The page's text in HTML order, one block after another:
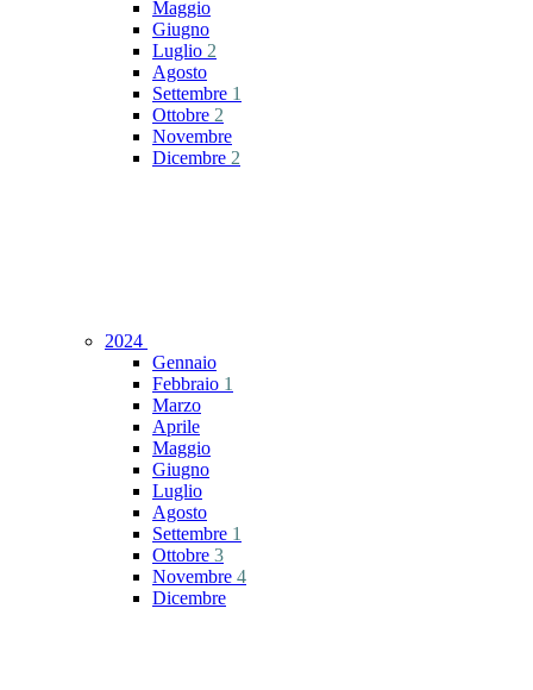
Maggio
Giugno
Luglio 2
Agosto
Settembre 1
Ottobre 2
Novembre
Dicembre 2
2024
Gennaio
Febbraio 1
Marzo
Aprile
Maggio
Giugno
Luglio
Agosto
Settembre 1
Ottobre 3
Novembre 4
Dicembre